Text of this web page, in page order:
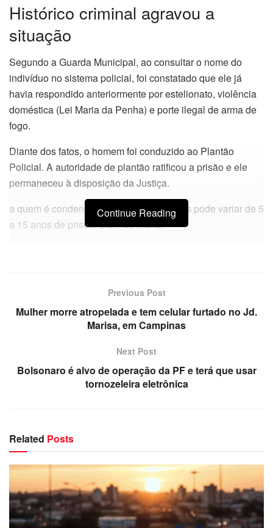
Histórico criminal agravou a
situação
Segundo a Guarda Municipal, ao consultar o nome do
indivíduo no sistema policial, foi constatado que ele já
havia respondido anteriormente por estelionato, violência
doméstica (Lei Maria da Penha) e porte ilegal de arma de
fogo.
Diante dos fatos, o homem foi conduzido ao Plantão
Policial. A autoridade de plantão ratificou a prisão e ele
permaneceu à disposição da Justiça.
a quem é condenado por tráfico de drogas pode variar de 5
a 15 anos de prisão, além de multa.
Continue Reading
Previous Post
Mulher morre atropelada e tem celular furtado no Jd.
Marisa, em Campinas
Next Post
Bolsonaro é alvo de operação da PF e terá que usar
tornozeleira eletrônica
Related Posts